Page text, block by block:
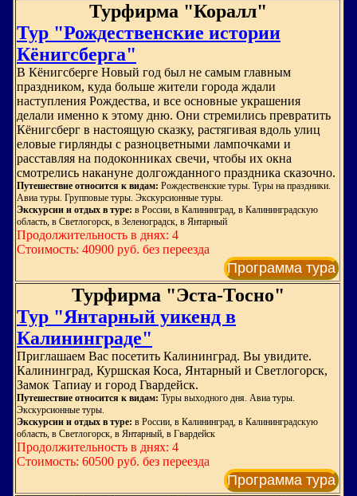
Турфирма "Коралл"
Тур "Рождественские истории
Кёнигсберга"
В Кёнигсберге Новый год был не самым главным
праздником, куда больше жители города ждали
наступления Рождества, и все основные украшения
делали именно к этому дню. Они стремились превратить
Кёнигсберг в настоящую сказку, растягивая вдоль улиц
еловые гирлянды с разноцветными лампочками и
расставляя на подоконниках свечи, чтобы их окна
смотрелись накануне долгожданного праздника сказочно.
Путешествие относится к видам: Рождественские туры. Туры на праздники.
Авиа туры. Групповые туры. Экскурсионные туры.
Экскурсии и отдых в туре: в России, в Калининград, в Калининградскую
область, в Светлогорск, в Зеленоградск, в Янтарный
Продолжительность в днях: 4
Стоимость: 40900 руб. без переезда
Программа тура
Турфирма "Эста-Тосно"
Тур "Янтарный уикенд в
Калининграде"
Приглашаем Вас посетить Калининград. Вы увидите.
Калининград, Куршская Коса, Янтарный и Светлогорск,
Замок Тапиау и город Гвардейск.
Путешествие относится к видам: Туры выходного дня. Авиа туры.
Экскурсионные туры.
Экскурсии и отдых в туре: в России, в Калининград, в Калининградскую
область, в Светлогорск, в Янтарный, в Гвардейск
Продолжительность в днях: 4
Стоимость: 60500 руб. без переезда
Программа тура